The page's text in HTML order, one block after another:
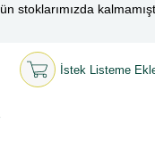
stoklarımızda
İstek Listeme